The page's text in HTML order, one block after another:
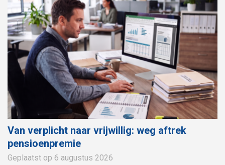
Van verplicht naar vrijwillig: weg aftrek
pensioenpremie
Geplaatst op 6 augustus 2026